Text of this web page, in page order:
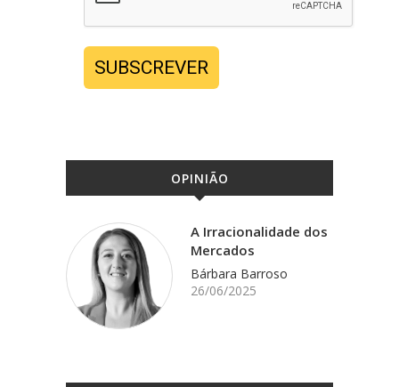
SUBSCREVER
OPINIÃO
A Irracionalidade dos
Mercados
Bárbara Barroso
26/06/2025